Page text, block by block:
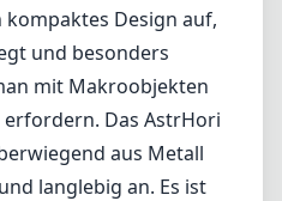
was feine
von
Einige Benutzer
dass der
ist als gewünscht